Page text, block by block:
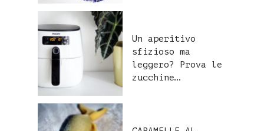
Un aperitivo
sfizioso ma
leggero? Prova le
zucchine…